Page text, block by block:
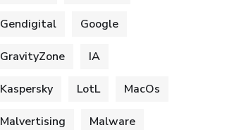
Gendigital Google
GravityZone IA
Kaspersky LotL MacOs
Malvertising Malware